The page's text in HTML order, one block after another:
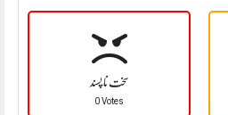
سخت نا پسند
0 Votes